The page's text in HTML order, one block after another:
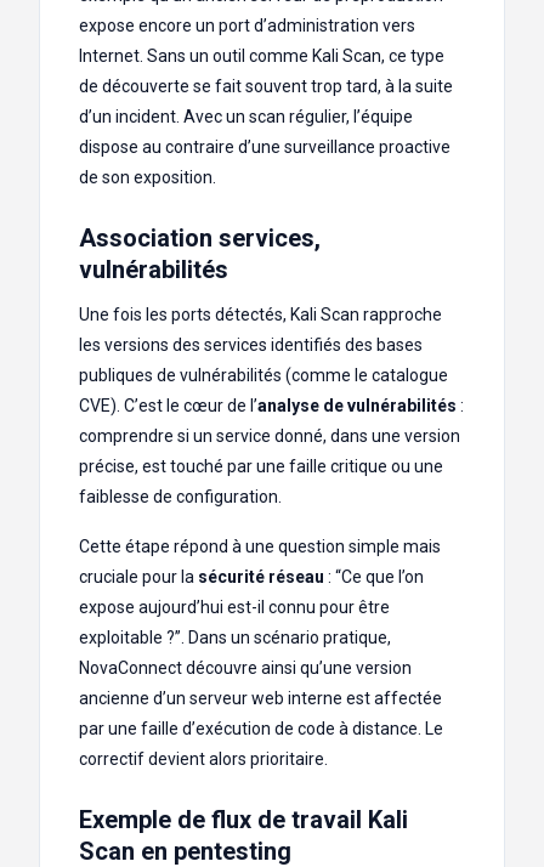
expose encore un port d’administration vers
Internet. Sans un outil comme Kali Scan, ce type
de découverte se fait souvent trop tard, à la suite
d’un incident. Avec un scan régulier, l’équipe
dispose au contraire d’une surveillance proactive
de son exposition.
Association services,
vulnérabilités
Une fois les ports détectés, Kali Scan rapproche
les versions des services identifiés des bases
publiques de vulnérabilités (comme le catalogue
CVE). C’est le cœur de l’analyse de vulnérabilités :
comprendre si un service donné, dans une version
précise, est touché par une faille critique ou une
faiblesse de configuration.
Cette étape répond à une question simple mais
cruciale pour la sécurité réseau : “Ce que l’on
expose aujourd’hui est-il connu pour être
exploitable ?”. Dans un scénario pratique,
NovaConnect découvre ainsi qu’une version
ancienne d’un serveur web interne est affectée
par une faille d’exécution de code à distance. Le
correctif devient alors prioritaire.
Exemple de flux de travail Kali
Scan en pentesting